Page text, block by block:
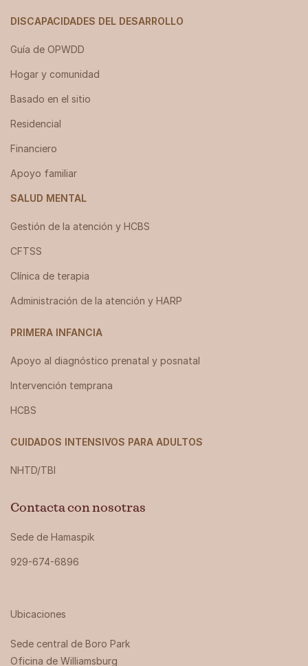
DISCAPACIDADES DEL DESARROLLO
Guía de OPWDD
Hogar y comunidad
Basado en el sitio
Residencial
Financiero
Apoyo familiar
SALUD MENTAL
Gestión de la atención y HCBS
CFTSS
Clínica de terapia
Administración de la atención y HARP
PRIMERA INFANCIA
Apoyo al diagnóstico prenatal y posnatal
Intervención temprana
HCBS
CUIDADOS INTENSIVOS PARA ADULTOS
NHTD/TBI
Contacta con nosotras
Sede de Hamaspik
929-674-6896
Ubicaciones
Sede central de Boro Park ‍
Oficina de Williamsburg